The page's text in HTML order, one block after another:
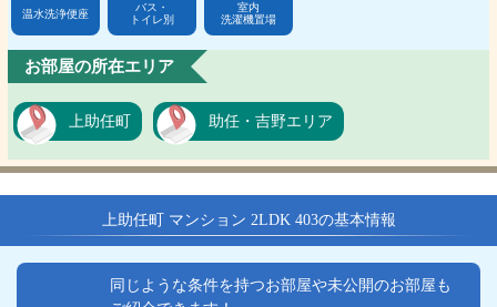
温水洗浄便座
バス・
トイレ別
室内
洗濯機置場
お部屋の所在エリア
上助任町 助任・吉野エリア
上助任町 マンション 2LDK 403の基本情報
同じような条件を持つお部屋や未公開のお部屋も